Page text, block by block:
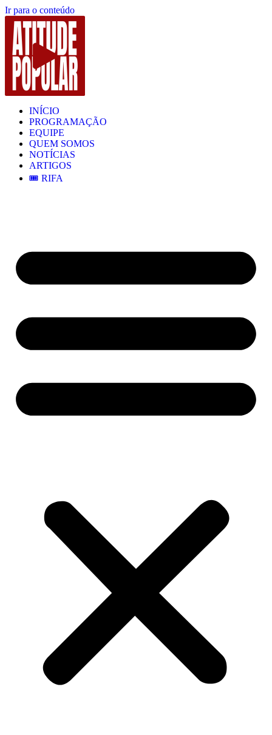
Ir para o conteúdo
INÍCIO
PROGRAMAÇÃO
EQUIPE
QUEM SOMOS
NOTÍCIAS
ARTIGOS
🎟️ RIFA